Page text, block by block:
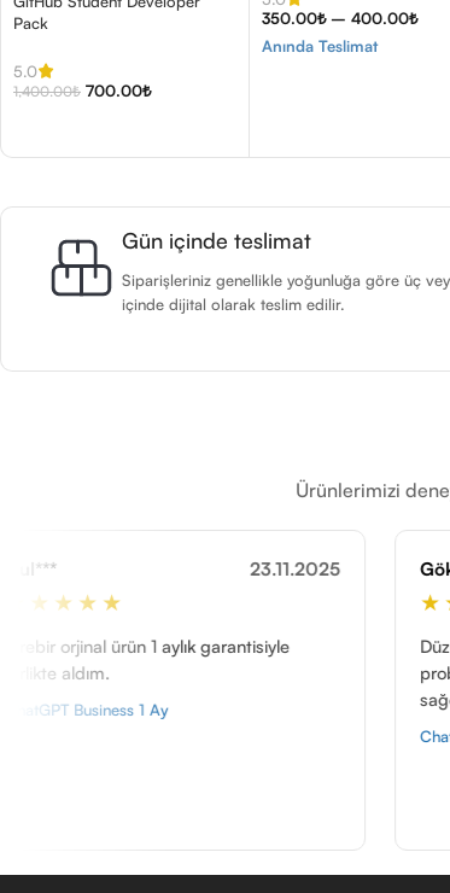
Pack
5.0
1,400.00₺ 700.00₺
350.00₺ –400.00₺
Anında Teslimat
Gün içinde teslimat
Siparişleriniz genellikle yoğunluğa göre üç
içinde dijital olarak teslim edilir.
Ürünlerimizi
23.11.2025 Gök***
Düzenli alım sağlıyoruz, şuana
problem yaşamadık her